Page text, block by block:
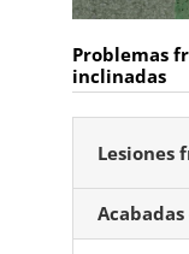
Problemas
inclinadas
Lesiones